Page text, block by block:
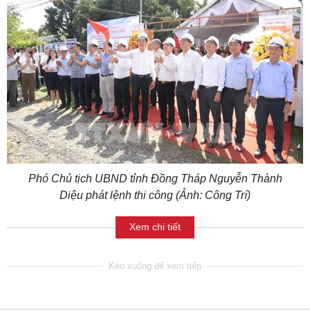
Phó Chủ tịch UBND tỉnh Đồng Tháp Nguyễn Thành
Diệu phát lệnh thi công (Ảnh: Công Trí)
Xem chi tiết